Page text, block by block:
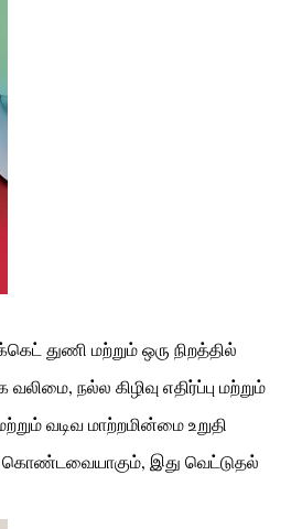
துணி மற்றும் ஒரு நிறத்தில்
நல்ல கிழிவு எதிர்ப்பு மற்றும்
வடிவ மாற்றமின்மை உறுதி
கொண்டவையாகும், இது வெட்டுதல்